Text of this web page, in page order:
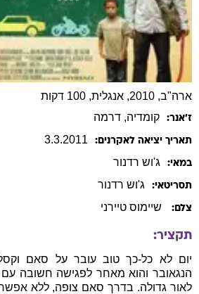
ארה"ב, 2010, אנגלית, 100 דקות
ז׳אנר: קומדיה, דרמה
תאריך יציאה לאקרנים: 3.3.2011
במאי: ג'וש רדנור
תסריטאי: ג'וש רדנור
צלם: שיימוס טיירני
תקציר:
יום לא כל-כך טוב עובר על סאם
הנגאובר והוא מאחר לפגישה חשובה
לאור גדולה. בדרך סאם צופה, ללא